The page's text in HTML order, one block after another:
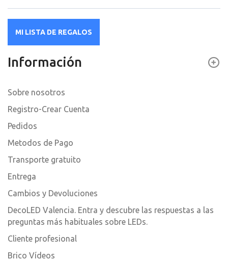
MI LISTA DE REGALOS
Información
Sobre nosotros
Registro-Crear Cuenta
Pedidos
Metodos de Pago
Transporte gratuito
Entrega
Cambios y Devoluciones
DecoLED Valencia. Entra y descubre las respuestas a las
preguntas más habituales sobre LEDs.
Cliente profesional
Brico Vídeos